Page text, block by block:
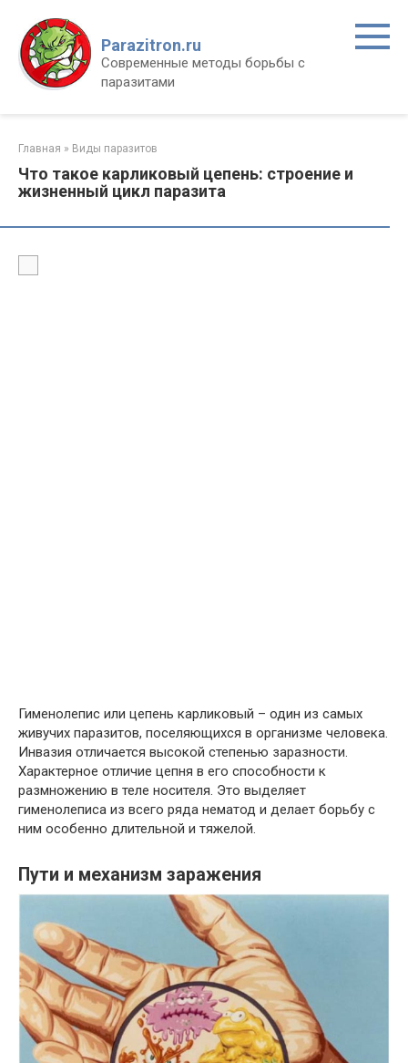
контенту
Parazitron.ru
Современные методы борьбы с
паразитами
Главная » Виды паразитов
Что такое карликовый цепень: строение и
жизненный цикл паразита
Гименолепис или цепень карликовый – один из самых
живучих паразитов, поселяющихся в организме человека.
Инвазия отличается высокой степенью заразности.
Характерное отличие цепня в его способности к
размножению в теле носителя. Это выделяет
гименолеписа из всего ряда нематод и делает борьбу с
ним особенно длительной и тяжелой.
Пути и механизм заражения